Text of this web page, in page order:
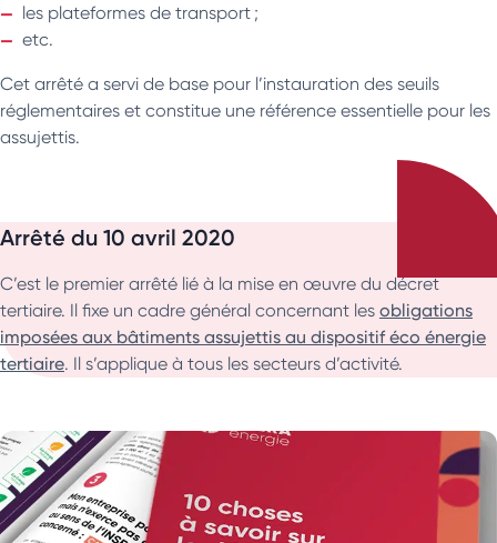
les plateformes de transport ;
etc.
Cet arrêté a servi de base pour l’instauration des seuils
réglementaires et constitue une référence essentielle pour les
assujettis.
Arrêté du 10 avril 2020
C’est le premier arrêté lié à la mise en œuvre du décret
tertiaire. Il fixe un cadre général concernant les obligations
imposées aux bâtiments assujettis au dispositif éco énergie
tertiaire. Il s’applique à tous les secteurs d’activité.